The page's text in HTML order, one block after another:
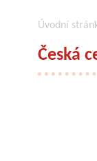
Úvodní
Česká